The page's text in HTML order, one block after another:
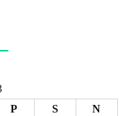
P S
N